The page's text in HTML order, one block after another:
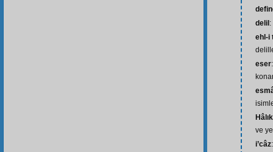
delil :
ehl-i
eser
ve
i’câz